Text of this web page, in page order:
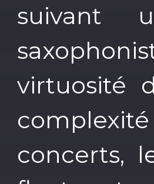
suivant
virtuosité
concerts,